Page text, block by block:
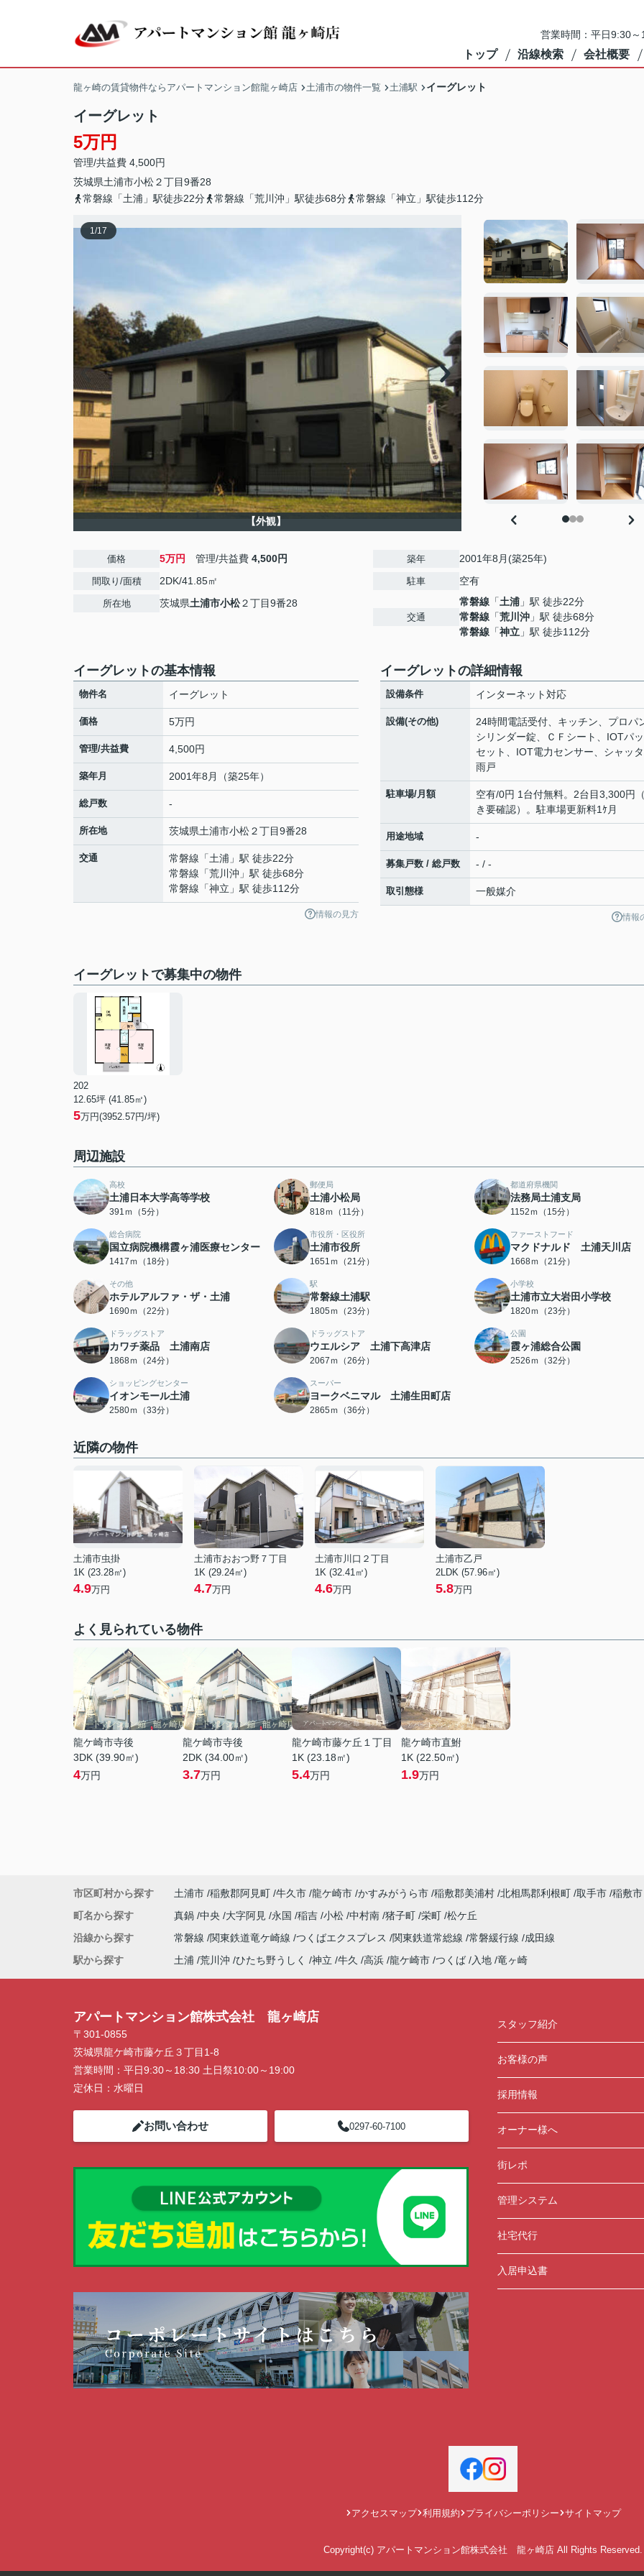
営業時間：平日9:30
トップ 沿線検索 会社概要
龍ヶ崎の賃貸物件ならアパートマンション館龍ヶ崎店 土浦市の物件一覧 土浦駅 イーグレット
イーグレット
5万円
管理/共益費 4,500円
茨城県土浦市小松２丁目9番28
常磐線「土浦」駅徒歩22分
常磐線「荒川沖」駅徒歩68分 常磐線「神立」駅徒歩112分
1/17
【外観】
価格 5万円 管理/共益費 4,500円
間取り/面積 2DK/41.85㎡
所在地 茨城県土浦市小松２丁目9番28
築年 2001年8月(築25年)
駐車 空有
交通
常磐線 「土浦 」駅 徒歩22分
常磐線 「荒川沖 」駅 徒歩68分
常磐線 「神立 」駅 徒歩112分
イーグレットの基本情報
物件名 イーグレット
価格 5万円
管理/共益費 4,500円
築年月 2001年8月（築25年）
総戸数 -
所在地 茨城県土浦市小松２丁目9番28
交通 常磐線 「土浦 」駅 徒歩22分
常磐線 「荒川沖 」駅 徒歩68分
常磐線 「神立 」駅 徒歩112分
情報の見方
イーグレットの詳細情報
設備条件 インターネット対応
設備(その他)
24時間電話受付、キッチン、プロパ
シリンダー錠、ＣＦシート、IOTパ
セット、IOT電力センサー、シャッ
雨戸
駐車場/月額
空有/0円 1台付無料。2台目3,300円
き要確認）。駐車場更新料1ｹ月
用途地域 -
募集戸数 / 総戸数 - / -
取引態様 一般媒介
情報
イーグレットで募集中の物件
202
12.65坪 (41.85㎡)
5万円(3952.57円/坪)
周辺施設
高校
土浦日本大学高等学校
391ｍ（5分）
郵便局
土浦小松局
818ｍ（11分）
都道府県機関
法務局土浦支局
1152ｍ（15分）
総合病院
国立病院機構霞ヶ浦医療センター
1417ｍ（18分）
市役所・区役所
土浦市役所
1651ｍ（21分）
ファーストフード
マクドナルド 土浦天川店
1668ｍ（21分）
その他
ホテルアルファ・ザ・土浦
1690ｍ（22分）
駅
常磐線土浦駅
1805ｍ（23分）
小学校
土浦市立大岩田小学校
1820ｍ（23分）
ドラッグストア
カワチ薬品 土浦南店
1868ｍ（24分）
ドラッグストア
ウエルシア 土浦下高津店
2067ｍ（26分）
公園
霞ヶ浦総合公園
2526ｍ（32分）
ショッピングセンター
イオンモール土浦
2580ｍ（33分）
スーパー
ヨークベニマル 土浦生田町店
2865ｍ（36分）
近隣の物件
土浦市虫掛
1K (23.28㎡)
4.9万円
土浦市おおつ野７丁目
1K (29.24㎡)
4.7万円
土浦市川口２丁目
1K (32.41㎡)
4.6万円
土浦市乙戸
2LDK (57.96㎡)
5.8万円
よく見られている物件
龍ケ崎市寺後
3DK (39.90㎡)
4万円
龍ケ崎市寺後
2DK (34.00㎡)
3.7万円
龍ケ崎市藤ケ丘１丁目
1K (23.18㎡)
5.4万円
龍ケ崎市直鮒
1K (22.50㎡)
1.9万円
市区町村から探す 土浦市 稲敷郡阿見町 牛久市 龍ケ崎市 かすみがうら市 稲敷郡美浦村 北相馬郡利根町 取手市 稲敷市
町名から探す
真鍋 中央 大字阿見 永国 稲吉 小松 中村南 猪子町 栄町 松ケ丘
沿線から探す
常磐線 関東鉄道竜ケ崎線 つくばエクスプレス 関東鉄道常総線 常磐緩行線
成田線
駅から探す
土浦 荒川沖 ひたち野うしく 神立 牛久 高浜 龍ケ崎市 つくば 入地 竜ヶ崎
アパートマンション館株式会社 龍ヶ崎店
〒301-0855
茨城県龍ケ崎市藤ケ丘３丁目1-8
営業時間： 平日9:30～18:30 土日祭10:00～19:00
定休日： 水曜日
お問い合わせ 0297-60-7100
スタッフ紹介
お客様の声
採用情報
オーナー様へ
街レポ
管理システム
社宅代行
入居申込書
アクセスマップ 利用規約 プライバシーポリシー サイトマップ
Copyright(c) アパートマンション館株式会社 龍ヶ崎店 All Rights Reserved.